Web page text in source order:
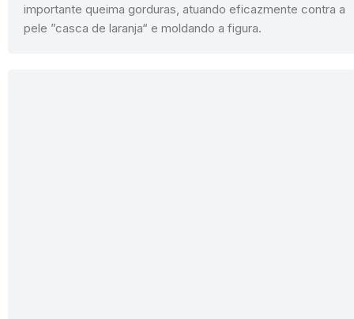
importante queima gorduras, atuando eficazmente contra a
pele ”casca de laranja“ e moldando a figura.